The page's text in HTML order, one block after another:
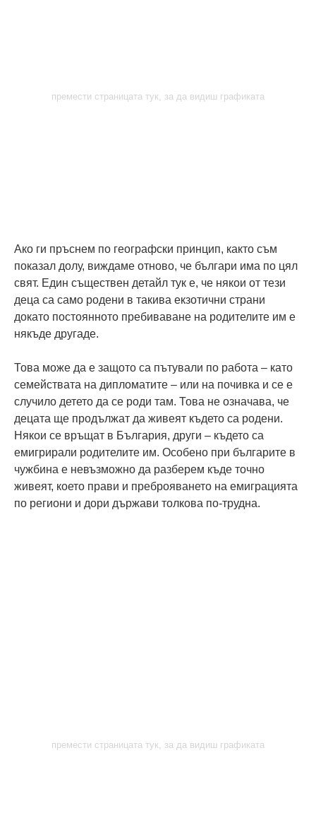
премести страницата тук, за да видиш графиката
премести страницата тук, за да видиш графиката
Ако ги пръснем по географски принцип, както съм
показал долу, виждаме отново, че българи има по цял
свят. Един съществен детайл тук е, че някои от тези
деца са само родени в такива екзотични страни
докато постоянното пребиваване на родителите им е
някъде другаде.
Това може да е защото са пътували по работа – като
семействата на дипломатите – или на почивка и се е
случило детето да се роди там. Това не означава, че
децата ще продължат да живеят където са родени.
Някои се връщат в България, други – където са
емигрирали родителите им. Особено при българите в
чужбина е невъзможно да разберем къде точно
живеят, което прави и преброяването на емиграцията
по региони и дори държави толкова по-трудна.